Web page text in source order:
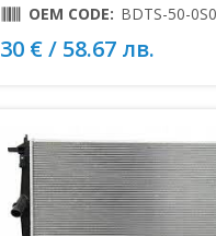
OEM CODE: BDTS-50-
30 € / 58.67 лв.